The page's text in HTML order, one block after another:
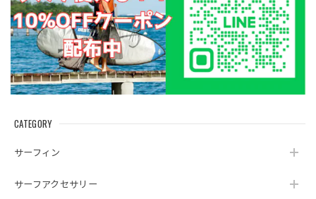
CATEGORY
サーフィン
サーフアクセサリー